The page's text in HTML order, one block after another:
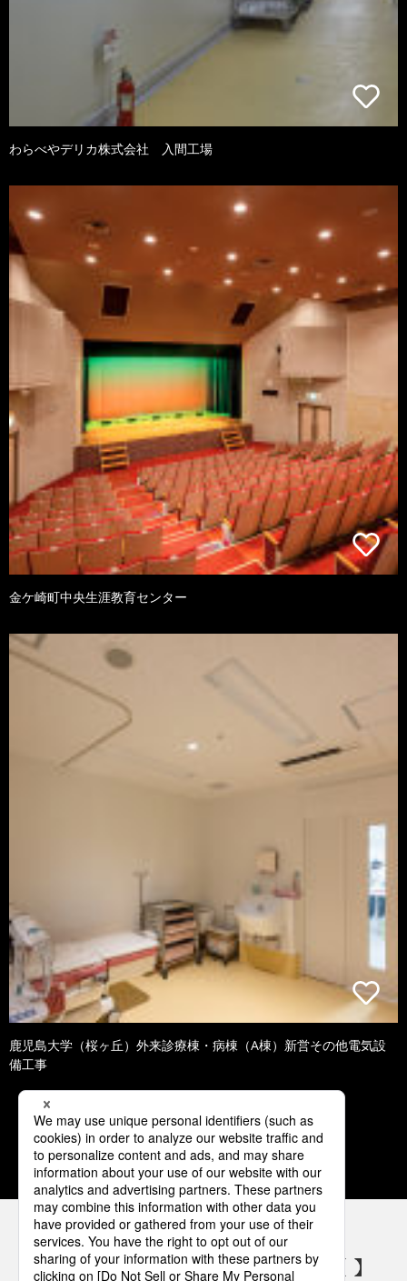
わらべやデリカ株式会社 入間工場
金ケ崎町中央生涯教育センター
鹿児島大学（桜ヶ丘）外来診療棟・病棟（A棟）新営その他電気設
備工事
1 2 3 4 5
パナソニックの電気設備 SNSアカウント